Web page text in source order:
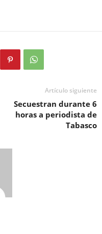
Artículo siguiente
Secuestran durante 6
horas a periodista de
Tabasco